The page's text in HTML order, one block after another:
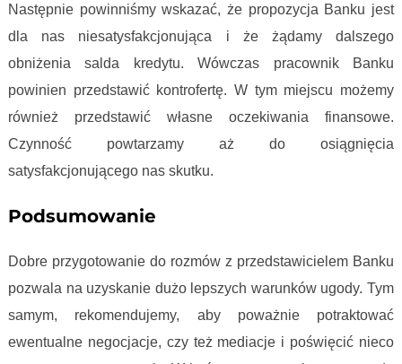
Następnie powinniśmy wskazać, że propozycja Banku jest
dla nas niesatysfakcjonująca i że żądamy dalszego
obniżenia salda kredytu. Wówczas pracownik Banku
powinien przedstawić kontrofertę. W tym miejscu możemy
również przedstawić własne oczekiwania finansowe.
Czynność powtarzamy aż do osiągnięcia
satysfakcjonującego nas skutku.
Podsumowanie
Dobre przygotowanie do rozmów z przedstawicielem Banku
pozwala na uzyskanie dużo lepszych warunków ugody. Tym
samym, rekomendujemy, aby poważnie potraktować
ewentualne negocjacje, czy też mediacje i poświęcić nieco